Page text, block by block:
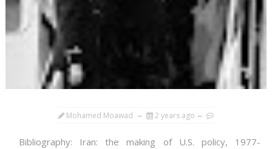
Mohamed Moawad 2 years ago
Bibliography: Iran: the making of U.S. policy, 1977-